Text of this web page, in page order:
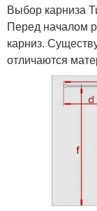
Выбор карниза
Перед началом
карниз.
отличаются